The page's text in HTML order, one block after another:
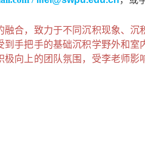
合，致力于不同沉积现象、
手把手的基础沉积学野外和
向上的团队氛围，受李老师影